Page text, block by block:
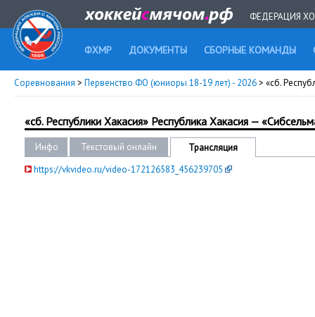
ФЕДЕРАЦИЯ
ФХМР ДОКУМЕНТЫ СБОРНЫЕ КОМАНДЫ
Соревнования > Первенство ФО (юниоры 18-19 лет) - 2026> «сб.
«сб. Республики Хакасия» Республика Хакасия —
Инфо Текстовый онлайн
Трансляция
https://vkvideo.ru/video-172126583_456239705